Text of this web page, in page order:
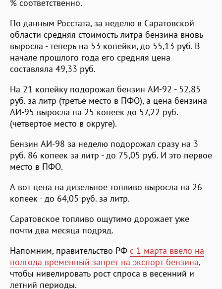
% соответственно.
По данным Росстата, за неделю в Саратовской
области средняя стоимость литра бензина вновь
выросла - теперь на 53 копейки, до 55,13 руб. В
начале прошлого года его средняя цена
составляла 49,33 руб.
На 21 копейку подорожал бензин АИ-92 - 52,85
руб. за литр (третье место в ПФО), а цена бензина
АИ-95 выросла на 25 копеек до 57,22 руб.
(четвертое место в округе).
Бензин АИ-98 за неделю подорожал сразу на 3
руб. 86 копеек за литр - до 75,05 руб. И это первое
место в ПФО.
А вот цена на дизельное топливо выросла на 26
копеек - до 64,05 руб. за литр.
Саратовское топливо ощутимо дорожает уже
почти два месяца подряд.
Напомним, правительство РФ с 1 марта ввело на
полгода временный запрет на экспорт бензина,
чтобы нивелировать рост спроса в весенний и
летний периоды.